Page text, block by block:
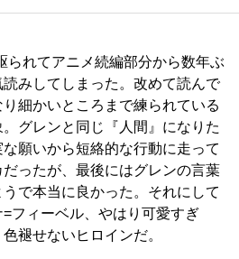
られてアニメ続編部分から数年ぶ
読みしてしまった。改めて読んで
細かいところまで練られている
グレンと同じ『人間』になりた
願いから短絡的な行動に走って
だったが、最後にはグレンの言葉
で本当に良かった。それにして
=フィーベル、やはり可愛すぎ
褪せないヒロインだ。